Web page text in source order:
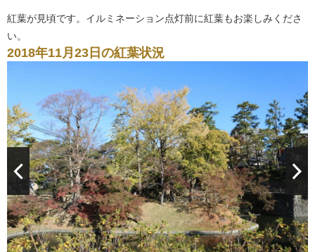
紅葉が見頃です。イルミネーション点灯前に紅葉もお楽しみくださ
い。
2018年11月23日の紅葉状況